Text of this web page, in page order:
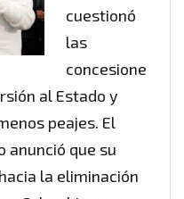
cuestionó
las
concesione
al Estado y
peajes. El
anunció que su
la eliminación